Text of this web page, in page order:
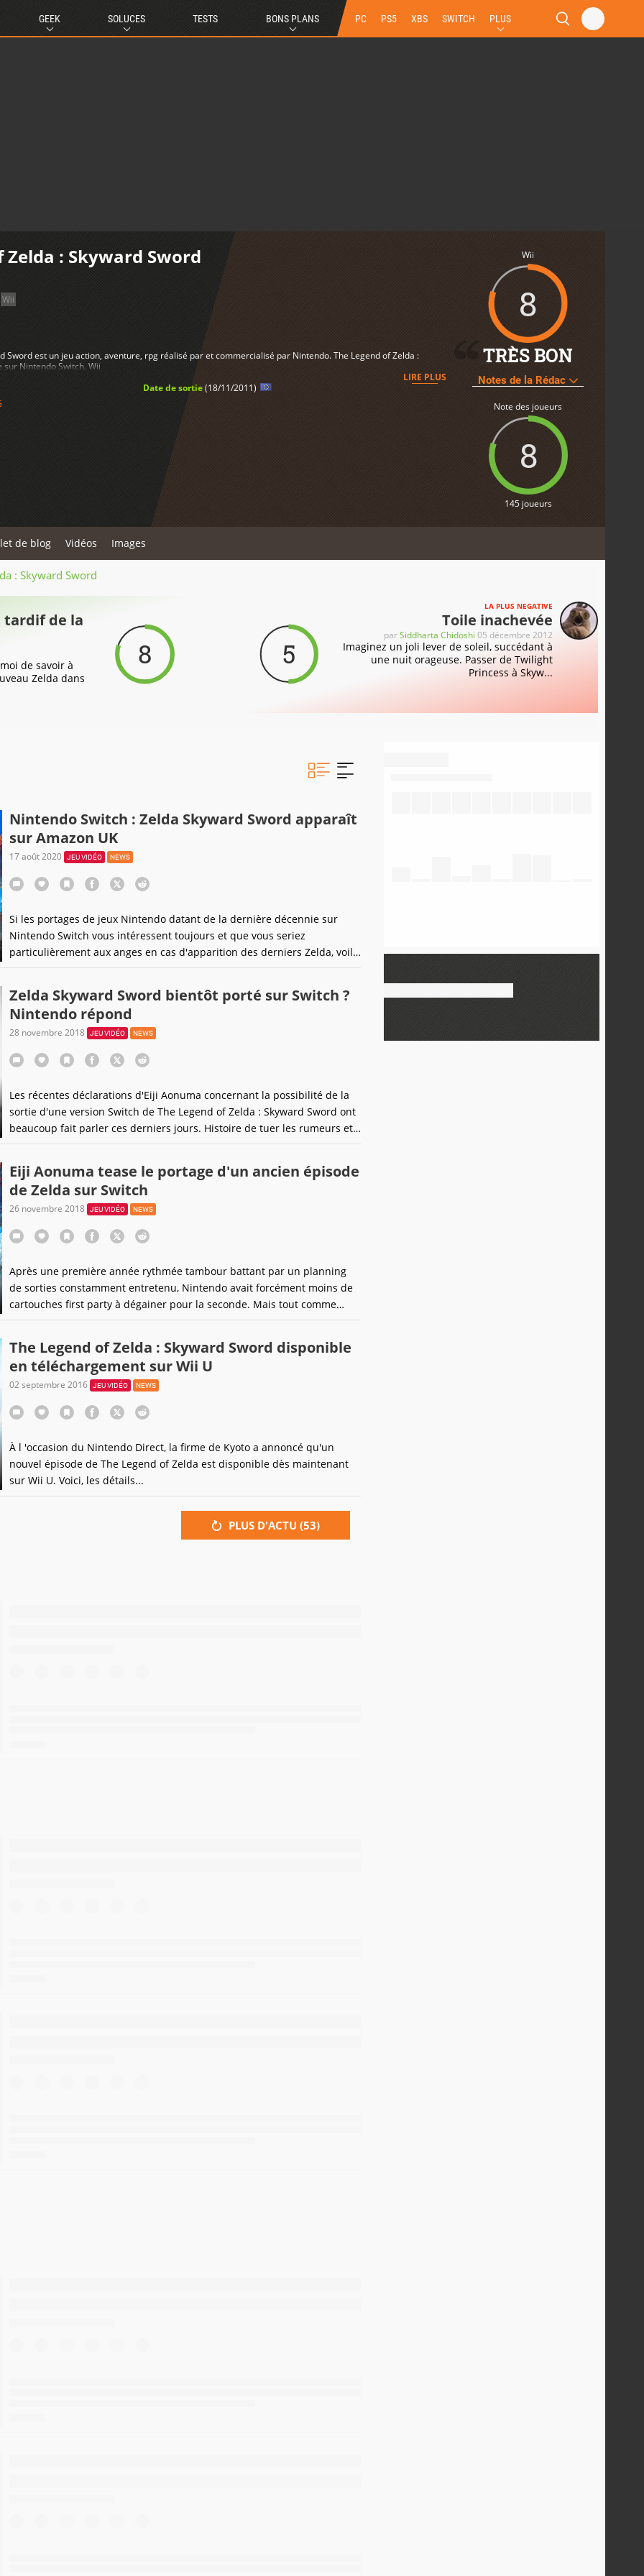
GEEK SOLUCES TESTS BONS PLANS PC PS5 XBS SWITCH PLUS
Zelda : Skyward Sword
Wii
Sword est un jeu action, aventure, rpg réalisé par et commercialisé par Nintendo. The Legend of Zelda :
Nintendo Switch, Wii
LIRE PLUS
Date de sortie(18/11/2011)
Wii
8
TRÈS BON
Notes de la Rédac
Note des joueurs
8
145 joueurs
de blog Vidéos Images
: Skyward Sword
tardif de la
de savoir à
Zelda dans
8
LA PLUS NEGATIVE
Toile inachevée
parSiddharta Chidoshi 05 décembre 2012
Imaginez un joli lever de soleil, succédant à
une nuit orageuse. Passer de Twilight
Princess à Skyw...
5
Nintendo Switch : Zelda Skyward Sword apparaît
sur Amazon UK
17 août 2020 JEU VIDÉO NEWS
Si les portages de jeux Nintendo datant de la dernière décennie sur
Nintendo Switch vous intéressent toujours et que vous seriez
particulièrement aux anges en cas d'apparition des derniers Zelda, voilà
le genre de rumeur qui pourrait vous plaire.
Zelda Skyward Sword bientôt porté sur Switch ?
Nintendo répond
28 novembre 2018 JEU VIDÉO NEWS
Les récentes déclarations d'Eiji Aonuma concernant la possibilité de la
sortie d'une version Switch de The Legend of Zelda : Skyward Sword ont
beaucoup fait parler ces derniers jours. Histoire de tuer les rumeurs et
spéculations dans l'oeuf, Nintendo vient de prendre la parole à ce sujet.
Eiji Aonuma tease le portage d'un ancien épisode
de Zelda sur Switch
26 novembre 2018 JEU VIDÉO NEWS
Après une première année rythmée tambour battant par un planning
de sorties constamment entretenu, Nintendo avait forcément moins de
cartouches first party à dégainer pour la seconde. Mais tout comme
certaines annonces peuvent calmer un temps les manifestants les plus
The Legend of Zelda : Skyward Sword disponible
en téléchargement sur Wii U
02 septembre 2016 JEU VIDÉO NEWS
À l 'occasion du Nintendo Direct, la firme de Kyoto a annoncé qu'un
nouvel épisode de The Legend of Zelda est disponible dès maintenant
sur Wii U. Voici, les détails...
PLUS D'ACTU (53)